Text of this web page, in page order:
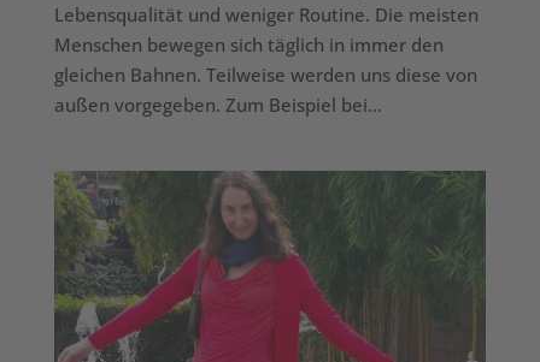
Lebensqualität und weniger Routine. Die meisten
Menschen bewegen sich täglich in immer den
gleichen Bahnen. Teilweise werden uns diese von
außen vorgegeben. Zum Beispiel bei...